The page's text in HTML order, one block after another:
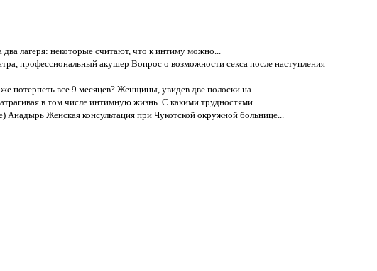
лагеря: некоторые считают, что к интиму можно...
профессиональный акушер Вопрос о возможности секса после наступления
потерпеть все 9 месяцев? Женщины, увидев две полоски на...
в том числе интимную жизнь. С какими трудностями...
Женская консультация при Чукотской окружной больнице...